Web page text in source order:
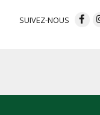
SUIVEZ-NOUS